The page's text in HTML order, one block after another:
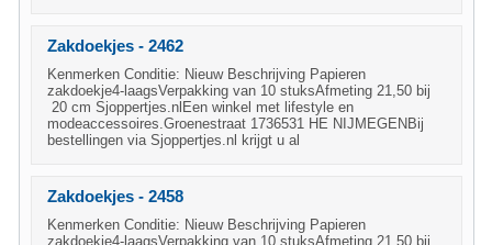
Zakdoekjes - 2462
Kenmerken Conditie: Nieuw Beschrijving Papieren
zakdoekje4-laagsVerpakking van 10 stuksAfmeting 21,50 bij
20 cm Sjoppertjes.nlEen winkel met lifestyle en
modeaccessoires.Groenestraat 1736531 HE NIJMEGENBij
bestellingen via Sjoppertjes.nl krijgt u al
Zakdoekjes - 2458
Kenmerken Conditie: Nieuw Beschrijving Papieren
zakdoekje4-laagsVerpakking van 10 stuksAfmeting 21,50 bij